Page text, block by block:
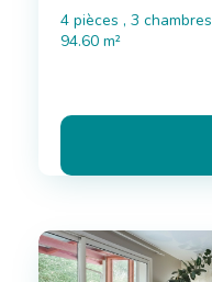
4 pièces , 3 chambres
94.60 m²